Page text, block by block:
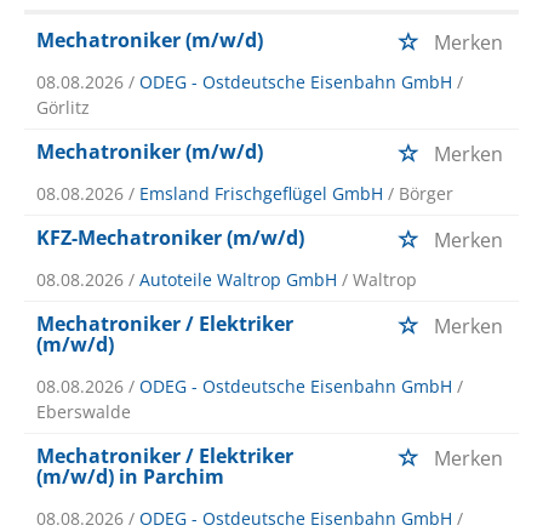
Mechatroniker (m/w/d) Merken
08.08.2026 / ODEG - Ostdeutsche Eisenbahn GmbH /
Görlitz
Mechatroniker (m/w/d) Merken
08.08.2026 / Emsland Frischgeflügel GmbH / Börger
KFZ-Mechatroniker (m/w/d) Merken
08.08.2026 / Autoteile Waltrop GmbH / Waltrop
Mechatroniker / Elektriker
(m/w/d)
Merken
08.08.2026 / ODEG - Ostdeutsche Eisenbahn GmbH /
Eberswalde
Mechatroniker / Elektriker
(m/w/d) in Parchim
Merken
08.08.2026 / ODEG - Ostdeutsche Eisenbahn GmbH /